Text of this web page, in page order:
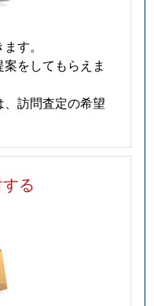
す。
をしてもらえま
訪問査定の希望
る